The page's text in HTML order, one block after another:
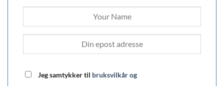
Jeg samtykker til bruksvilkår og